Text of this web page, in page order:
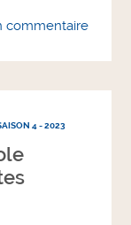
commentaire
4 - 2023